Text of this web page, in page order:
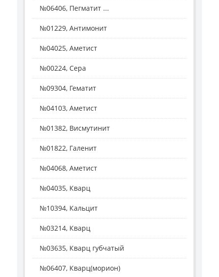
№06406, Пегматит ...
№01229, Антимонит
№04025, Аметист
№00224, Сера
№09304, Гематит
№04103, Аметист
№01382, Висмутинит
№01822, Галенит
№04068, Аметист
№04035, Кварц
№10394, Кальцит
№03214, Кварц
№03635, Кварц губчатый
№06407, Кварц(морион)